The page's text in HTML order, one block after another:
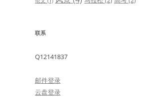
联系
Q12141837
邮件登录
云盘登录